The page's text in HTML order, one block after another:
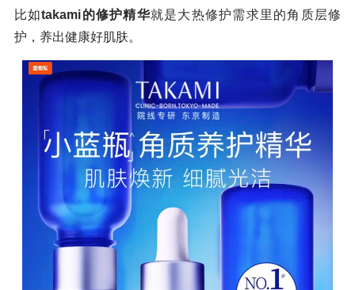
比如takami的修护精华就是大热修护需求里的角质层修
护，养出健康好肌肤。